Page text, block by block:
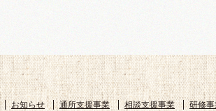
お知らせ 通所支援事業 相談支援事業
研修